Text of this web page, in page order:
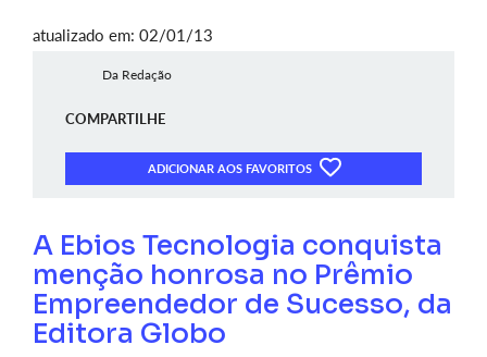
atualizado em: 02/01/13
Da Redação
COMPARTILHE
ADICIONAR AOS FAVORITOS
A Ebios Tecnologia conquista
menção honrosa no Prêmio
Empreendedor de Sucesso, da
Editora Globo